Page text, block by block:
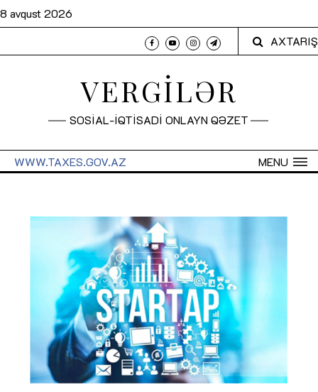
8 avqust 2026
AXTARIŞ
VERGİLƏR
SOSİAL-İQTİSADİ ONLAYN QƏZET
MENU
WWW.TAXES.GOV.AZ